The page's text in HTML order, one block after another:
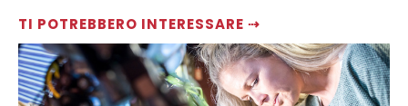
TI POTREBBERO INTERESSARE ⇢